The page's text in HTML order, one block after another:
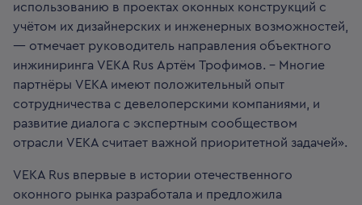
использованию в проектах оконных конструкций с
учётом их дизайнерских и инженерных возможностей,
— отмечает руководитель направления объектного
инжиниринга VEKA Rus Артём Трофимов. – Многие
партнёры VEKA имеют положительный опыт
сотрудничества с девелоперскими компаниями, и
развитие диалога с экспертным сообществом
отрасли VEKA считает важной приоритетной задачей».
VEKA Rus впервые в истории отечественного
оконного рынка разработала и предложила